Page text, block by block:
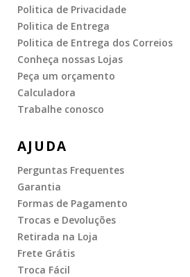
Politica de Privacidade
Politica de Entrega
Politica de Entrega dos Correios
Conheça nossas Lojas
Peça um orçamento
Calculadora
Trabalhe conosco
AJUDA
Perguntas Frequentes
Garantia
Formas de Pagamento
Trocas e Devoluções
Retirada na Loja
Frete Grátis
Troca Fácil